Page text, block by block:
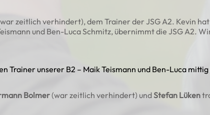
zeitlich verhindert), dem Trainer der JSG A2. Kevin
und Ben-Luca Schmitz, übernimmt die JSG A2.
Trainer unserer B2 – Maik Teismann und Ben-Luca
Bolmer(war zeitlich verhindert) undStefan Lüken